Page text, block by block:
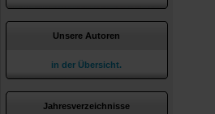
Unsere Autoren
in der Übersicht.
Jahresverzeichnisse